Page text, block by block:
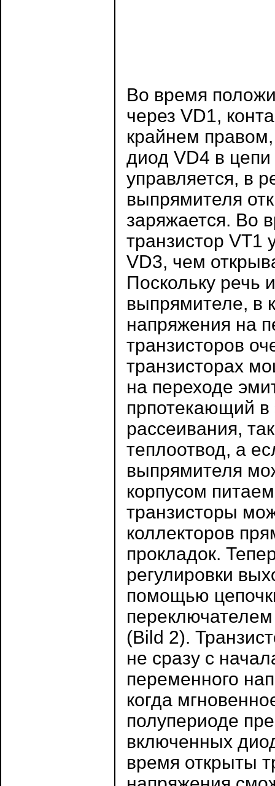
Во время
через VD1,
крайнем
диод VD4 в
управляется, в
выпрямителя
заряжается. Во
транзистор VT1
VD3, чем
Поскольку речь
выпрямителе, в
напряжения на
транзисторов
транзисторах
на переходе
прпотекающий
рассеивания,
теплоотвод, а
выпрямителя
корпусом
транзисторы
коллекторов
прокладок.
регулировки
помощью
(Bild 2).
не сразу с
переменного
когда
полупериоде
включенных
время открыты